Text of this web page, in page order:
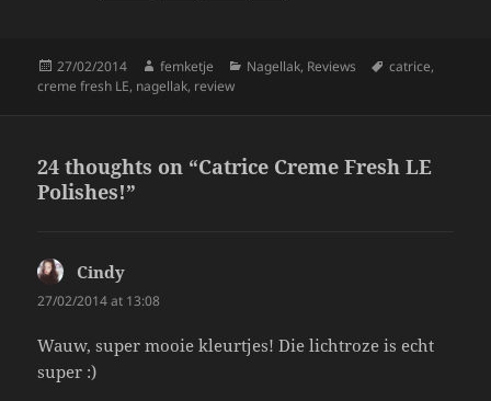
Posted
on
27/02/2014 Author
femketje Categories
Nagellak, Reviews Tags
catrice,
creme fresh LE, nagellak, review
24 thoughts on “Catrice Creme Fresh LE
Polishes!”
Cindy
27/02/2014 at 13:08
Wauw, super mooie kleurtjes! Die lichtroze is echt
super :)